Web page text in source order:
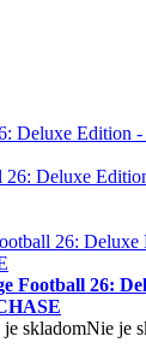
Deluxe Edition
Football 26:
Nie je